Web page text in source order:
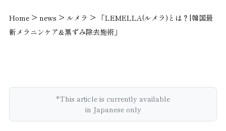
Home > news > ルメラ >
「LEMELLA(ルメラ)とは？|韓国最
新メラニンケア&黒ずみ除去施術」
*This article is currently available
in Japanese only